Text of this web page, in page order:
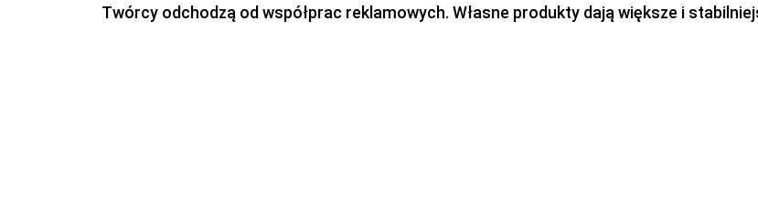
Twórcy odchodzą od współprac reklamowych. Własne produkty dają większe i